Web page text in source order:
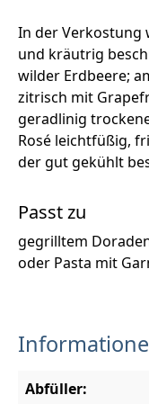
In der Verkostung
und kräutrig
wilder Erdbeere;
zitrisch mit
geradlinig
Rosé leichtfüßig,
der gut gekühlt
Passt zu
gegrilltem
oder Pasta mit
Abfüller: